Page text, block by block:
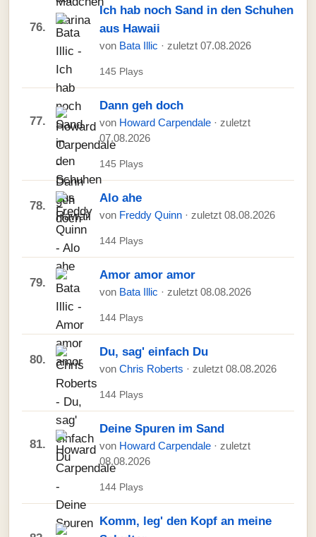
76.
Ich hab noch Sand in den Schuhen
aus Hawaii
von Bata Illic · zuletzt 07.08.2026
145 Plays
77.
Dann geh doch
von Howard Carpendale · zuletzt
07.08.2026
145 Plays
78.
Alo ahe
von Freddy Quinn · zuletzt 08.08.2026
144 Plays
79.
Amor amor amor
von Bata Illic · zuletzt 08.08.2026
144 Plays
80.
Du, sag' einfach Du
von Chris Roberts · zuletzt 08.08.2026
144 Plays
81.
Deine Spuren im Sand
von Howard Carpendale · zuletzt
08.08.2026
144 Plays
Komm, leg' den Kopf an meine